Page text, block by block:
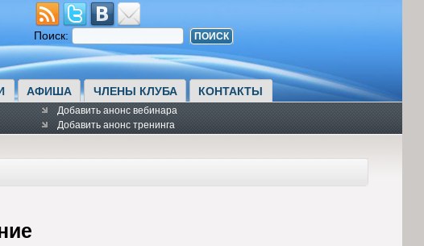
Поиск:
АФИША ЧЛЕНЫ КЛУБА КОНТАКТЫ
Добавить анонс вебинара
Добавить анонс тренинга